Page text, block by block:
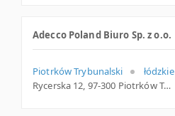
Adecco Poland Biuro Sp. z o.o.
Piotrków Trybunalski
łódzkie
Rycerska 12, 97-300 Piotrków Trybunalski, łódzkie